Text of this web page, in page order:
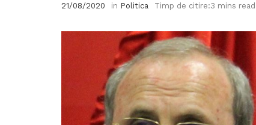
21/08/2020 in Politica Timp de citire:3 mins read